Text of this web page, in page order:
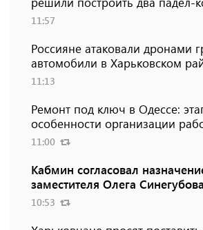
11:57
Россияне атаковали дронами
автомобили в Харьковском
11:13
Ремонт под ключ в Одессе:
особенности организации
11:00
Кабмин согласовал
заместителя Олега Синегубова
10:53